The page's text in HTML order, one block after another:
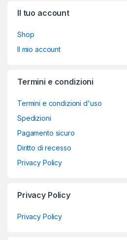
Il tuo account
Shop
Il mio account
Termini e condizioni
Termini e condizioni d'uso
Spedizioni
Pagamento sicuro
Diritto di recesso
Privacy Policy
Privacy Policy
Privacy Policy